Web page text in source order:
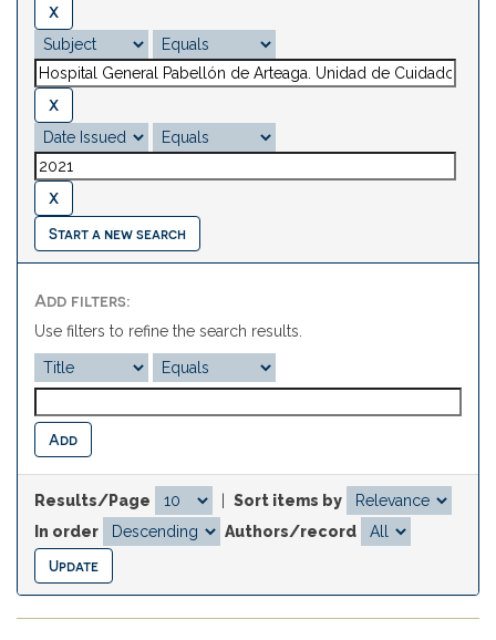
Start a new search
Add filters:
Use filters to refine the search results.
Results/Page
Sort items by
In order
Authors/record